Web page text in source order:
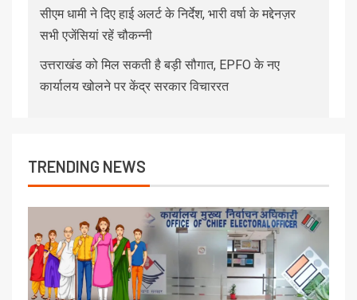
सीएम धामी ने दिए हाई अलर्ट के निर्देश, भारी वर्षा के मद्देनज़र
सभी एजेंसियां रहें चौकन्नी
उत्तराखंड को मिल सकती है बड़ी सौगात, EPFO के नए
कार्यालय खोलने पर केंद्र सरकार विचाररत
TRENDING NEWS